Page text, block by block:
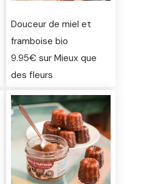
Douceur de miel et
framboise bio
9.95€ sur Mieux que
des fleurs